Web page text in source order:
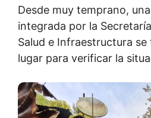
Desde muy temprano,
integrada por la
Salud e Infraestructura
lugar para verificar la